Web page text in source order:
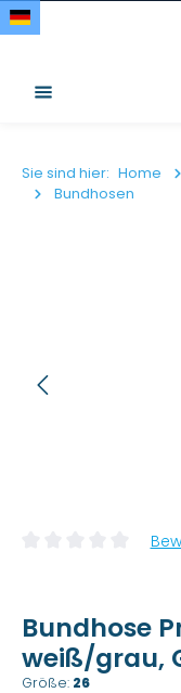
Zum Hauptinhalt
Sie sind hier: Home
Bundhosen
Bildergalerie
Durchschnittliche
Bundhose
weiß/grau,
Größe: 26